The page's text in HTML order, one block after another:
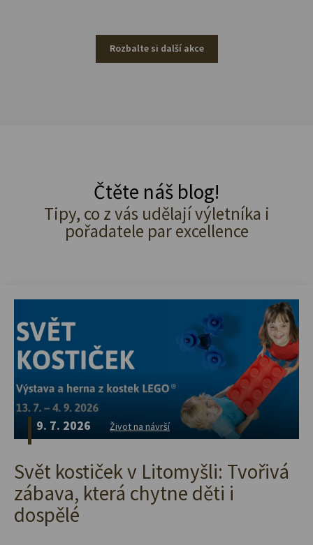
Rozbalte si další akce
Čtěte náš blog!
Tipy, co z vás udělají výletníka i
pořadatele par excellence
9. 7. 2026 Život na návrší
Svět kostiček v Litomyšli: Tvořivá
zábava, která chytne děti i
dospělé